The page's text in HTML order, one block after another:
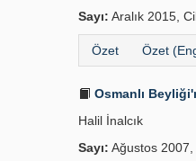
Sayı: Aralık 2015,
Özet Özet
Osmanlı
Halil İnalcık
Sayı: Ağustos 2007,